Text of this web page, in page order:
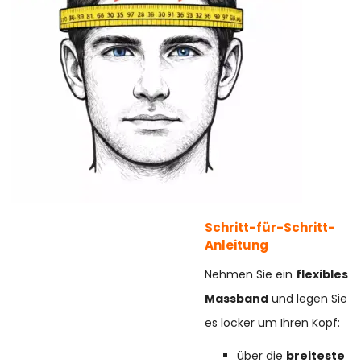
Schritt-für-Schritt-
Anleitung
Nehmen Sie ein flexibles
Massband und legen Sie
es locker um Ihren Kopf:
über die breiteste